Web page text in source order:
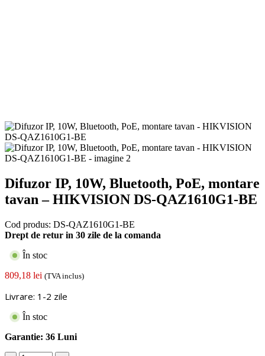
Difuzor IP, 10W, Bluetooth, PoE, montare
tavan – HIKVISION DS-QAZ1610G1-BE
Cod produs: DS-QAZ1610G1-BE
Drept de retur in 30 zile de la comanda
În stoc
809,18 lei (TVA inclus)
Livrare: 1-2 zile
În stoc
Garantie: 36 Luni